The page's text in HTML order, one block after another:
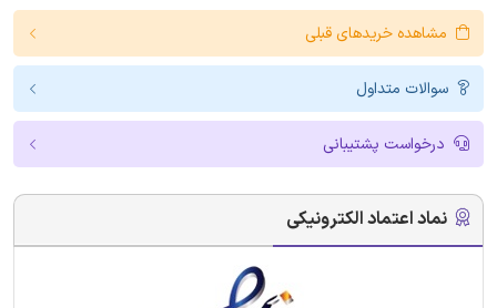
مشاهده خریدهای قبلی
سوالات متداول
درخواست پشتیبانی
نماد اعتماد الکترونیکی